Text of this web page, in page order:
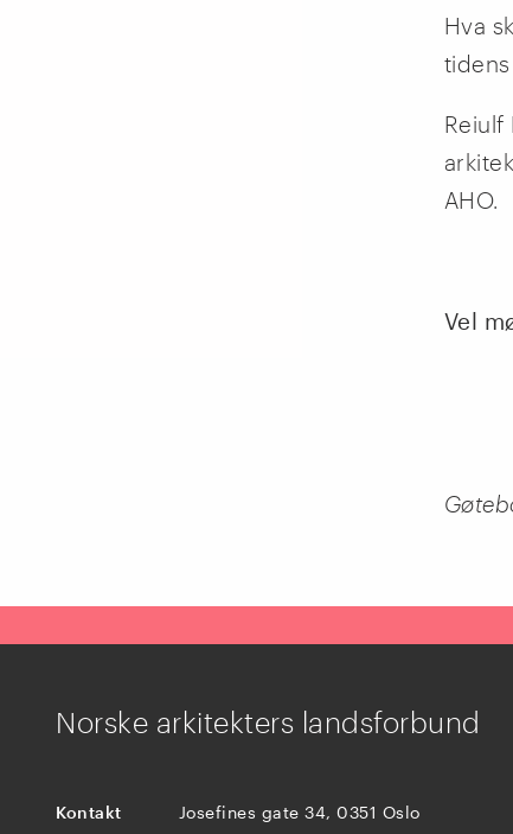
Hva
AHO.
Vel
Norske arkitekters landsforbund
Kontakt
Josefines gate 34, 0351 Oslo